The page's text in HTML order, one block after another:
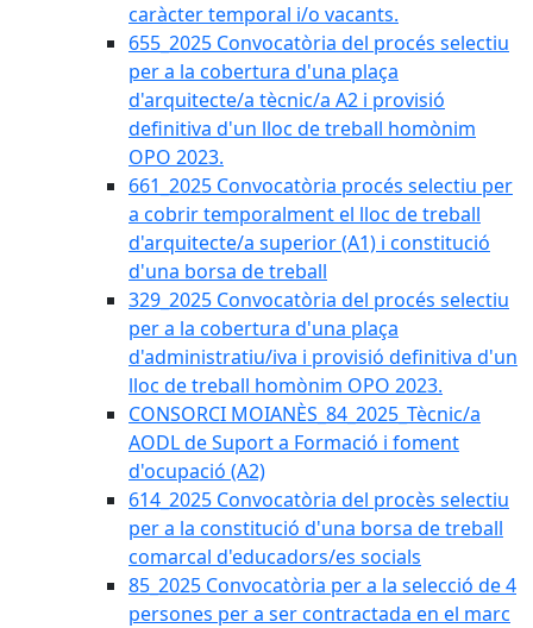
caràcter temporal i/o vacants.
655_2025 Convocatòria del procés selectiu
per a la cobertura d'una plaça
d'arquitecte/a tècnic/a A2 i provisió
definitiva d'un lloc de treball homònim
OPO 2023.
661_2025 Convocatòria procés selectiu per
a cobrir temporalment el lloc de treball
d'arquitecte/a superior (A1) i constitució
d'una borsa de treball
329_2025 Convocatòria del procés selectiu
per a la cobertura d'una plaça
d'administratiu/iva i provisió definitiva d'un
lloc de treball homònim OPO 2023.
CONSORCI MOIANÈS_84_2025_Tècnic/a
AODL de Suport a Formació i foment
d'ocupació (A2)
614_2025 Convocatòria del procès selectiu
per a la constitució d'una borsa de treball
comarcal d'educadors/es socials
85_2025 Convocatòria per a la selecció de 4
persones per a ser contractada en el marc